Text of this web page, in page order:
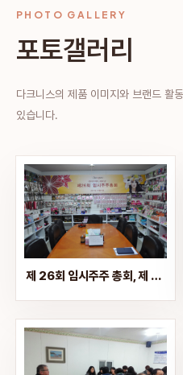
PHOTO GALLERY
포토갤러리
다크니스의 제품 이미지와 브랜드 활
있습니다.
제 26회 임시주주 총회, 제 32회 대리점회의